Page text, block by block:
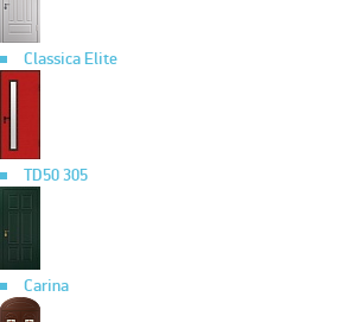
Classica Elite
TD50 305
Carina